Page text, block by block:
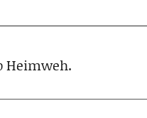
Heimweh.